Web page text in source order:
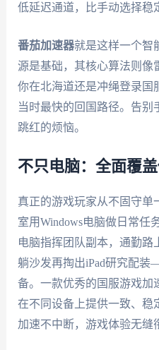
低延迟通道，比手动选择稳
番茄加速器就是这样一个智
源是基础，其核心算法则像
你在北海道还是冲绳登录国
当时最快的回国路径。告别
跳红的烦恼。
不只电脑：全面覆
真正的游戏玩家从不固守单
室用Windows电脑做日常任
电脑指挥团队副本，通勤路
躺沙发再掏出iPad研究配
备。一款优秀的国服游戏加
在不同设备上提供一致、稳
加速不中断，游戏体验无缝